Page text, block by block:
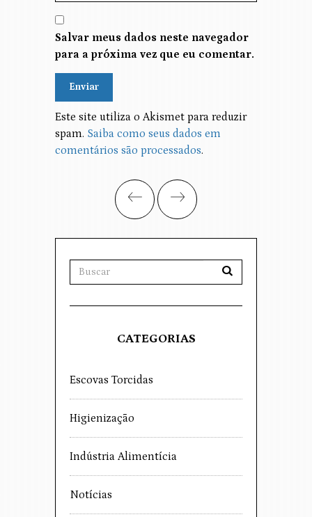
Salvar meus dados neste navegador
para a próxima vez que eu comentar.
Alternative:
Este site utiliza o Akismet para reduzir
spam. Saiba como seus dados em
comentários são processados.
CATEGORIAS
Escovas Torcidas
Higienização
Indústria Alimentícia
Notícias